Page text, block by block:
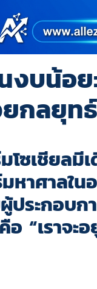
บน้อย
กลยุท
ซเชียลมี
หาศาลใ
ระกอบก
อ “เราจะ